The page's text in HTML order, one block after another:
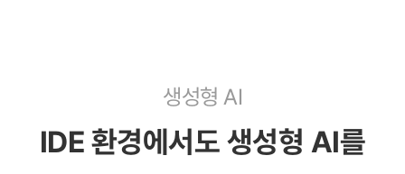
생성형 AI
IDE 환경에서도 생성형 AI를